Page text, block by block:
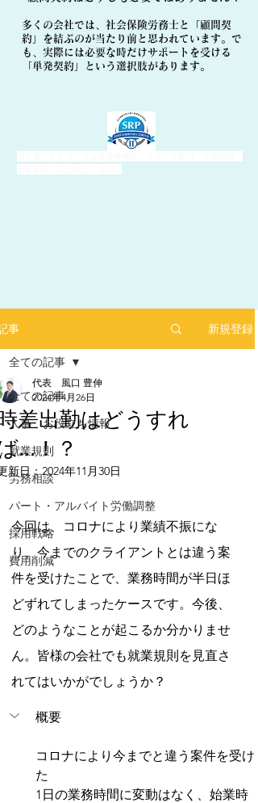
多くの会社では、社会保険労務士と「顧問契
約」を結ぶのが当たり前と思われています。で
も、実際には必要な時だけサポートを受ける
「単発契約」という選択肢があります。
2025年1月にリリースした求人サイト「あるバ
イ」を運営する㈱ヒプスターの情報サイトに、
弊社が掲載されました！
「あるバイ」は無料掲載(2025年6月現在)、採用
しても費用が掛からない媒体です。
​是非、ご活用ください！！
【あるバイ関東版】アルバイト・バイト・パー
トの求人・仕事を探そう！アルバイト情報はこ
こに【あるバイ】
事 新規登録
全ての記事
人事 お役立ち情報
就業規則
労務相談
パート・アルバイト労働調整
採用戦略
費用削減
全ての記事
差出勤はどうすれ
...！？
代表 風口 豊伸
2024年4月26日
新日：2024年11月30日
5つ星のうちNaNと評価されています。
今回は、コロナにより業績不振にな
り、今までのクライアントとは違う案
件を受けたことで、業務時間が半日ほ
どずれてしまったケースです。今後、
どのようなことが起こるか分かりませ
ん。皆様の会社でも就業規則を見直さ
れてはいかがでしょうか？
概要
コロナにより今までと違う案件を受け
た
1日の業務時間に変動はなく、始業時